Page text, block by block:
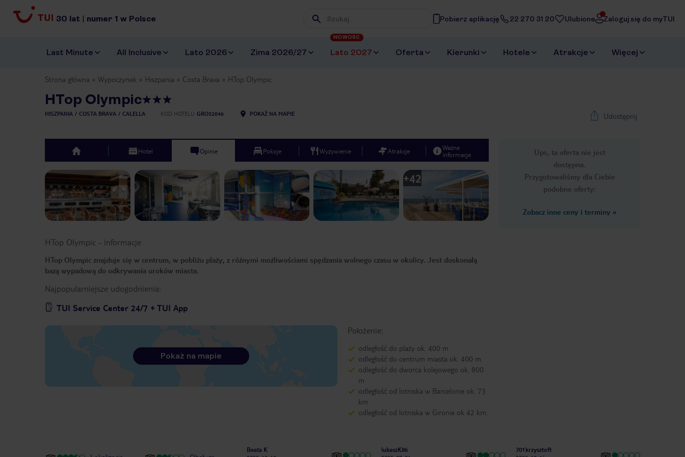
30 lat | numer 1 w Polsce Wpisz frazę, której szukasz
Pobierz aplikację 22 270 31 20 Ulubione Zaloguj się do myTUI
Last Minute All Inclusive Lato 2026 Zima 2026/27 Lato 2027
NOWOŚĆ
Oferta Kierunki Hotele Atrakcje Więcej
Strona główna Wypoczynek Hiszpania Costa Brava HTop Olympic
HTop Olympic
HISZPANIA COSTA BRAVA CALELLA KOD HOTELU GRO32046 POKAŻ NA MAPIE Udostępnij
Ups, ta oferta nie jest
dostępna.
Przygotowaliśmy dla Ciebie
podobne oferty:
Zobacz inne ceny i terminy »
top Hotel Opinie Pokoje Wyżywienie Atrakcje
Ważne
informacje
Previous slide Next slide
1/48
+42
HTop Olympic - informacje
HTop Olympic znajduje się w centrum, w pobliżu plaży, z różnymi możliwościami spędzania wolnego czasu w okolicy. Jest doskonałą
bazą wypadową do odkrywania uroków miasta.
Najpopularniejsze udogodnienia:
TUI Service Center 24/7 + TUI App
Położenie:
odległość do plaży ok. 400 m
odległość do centrum miasta ok. 400 m
odległość do dworca kolejowego ok. 800
m
odległość od lotniska w Barcelonie ok. 73
km
odległość od lotniska w Gironie ok 42 km.
Pokaż na mapie
Beata K
lukaszK86
701krzysztoft